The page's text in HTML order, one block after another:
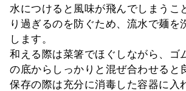
水につけると風味が飛んでしまうこ
り過ぎるのを防ぐため、流水で麺を
します。
和える際は菜箸でほぐしながら、ゴ
の底からしっかりと混ぜ合わせると
保存の際は充分に消毒した容器に入